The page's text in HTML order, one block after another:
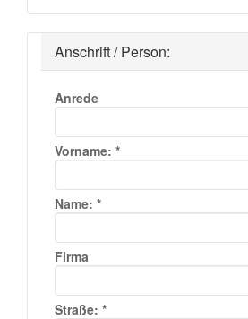
Anschrift / Person:
Anrede
Vorname: *
Name: *
Firma
Straße: *